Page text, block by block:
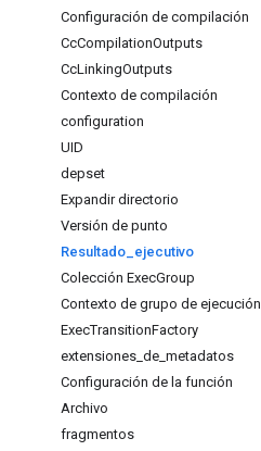
Configuración de compilación
CcCompilationOutputs
CcLinkingOutputs
Contexto de compilación
configuration
UID
depset
Expandir directorio
Versión de punto
Resultado ejecutivo
Colección ExecGroup
Contexto de grupo de ejecución
ExecTransitionFactory
extensiones de metadatos
Configuración de la función
Archivo
fragmentos